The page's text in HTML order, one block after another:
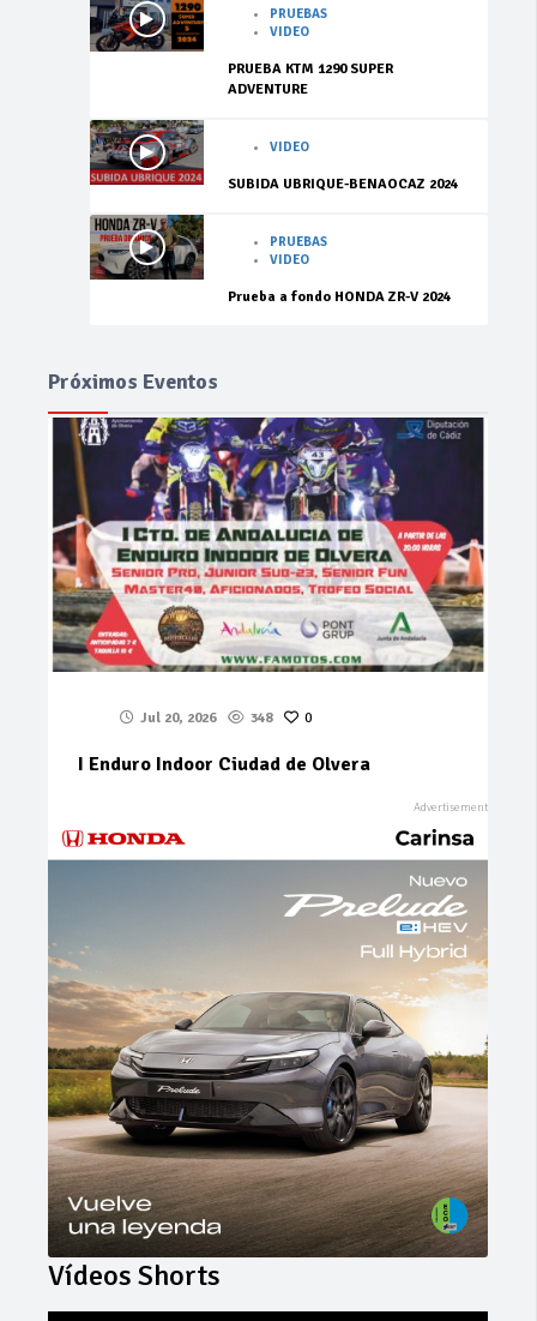
PRUEBAS
VIDEO
PRUEBA KTM 1290 SUPER
ADVENTURE
VIDEO
SUBIDA UBRIQUE-BENAOCAZ 2024
PRUEBAS
VIDEO
Prueba a fondo HONDA ZR-V 2024
Próximos Eventos
Jul 20, 2026 348 0
I Enduro Indoor Ciudad de Olvera
Vídeos Shorts